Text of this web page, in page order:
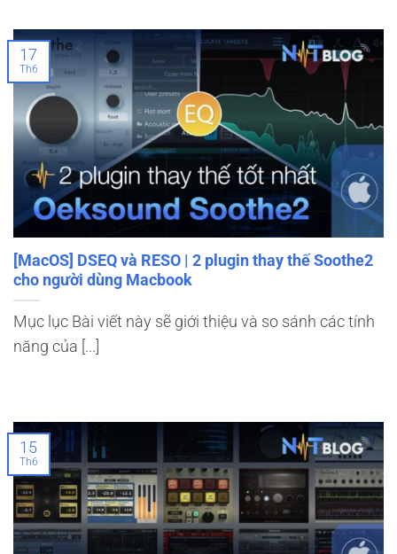
[MacOS] DSEQ và RESO | 2 plugin thay thế Soothe2
cho người dùng Macbook
Mục lục Bài viết này sẽ giới thiệu và so sánh các tính
năng của [...]
17
Th6
15
Th6